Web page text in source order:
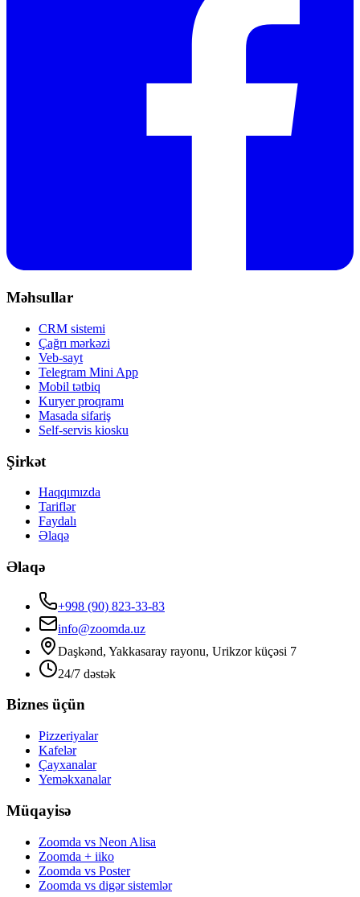
Məhsullar
CRM sistemi
Çağrı mərkəzi
Veb-sayt
Telegram Mini App
Mobil tətbiq
Kuryer proqramı
Masada sifariş
Self-servis kiosku
Şirkət
Haqqımızda
Tariflər
Faydalı
Əlaqə
Əlaqə
+998 (90) 823-33-83
info@zoomda.uz
Daşkənd, Yakkasaray rayonu, Urikzor küçəsi 7
24/7 dəstək
Biznes üçün
Pizzeriyalar
Kafelər
Çayxanalar
Yeməkxanalar
Müqayisə
Zoomda vs Neon Alisa
Zoomda + iiko
Zoomda vs Poster
Zoomda vs digər sistemlər